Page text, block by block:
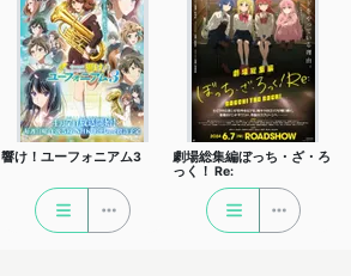
響け！ユーフォニアム3
劇場総集編ぼっち・ざ・ろ
っく！ Re: